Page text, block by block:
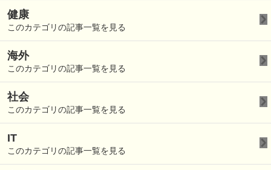
健康
このカテゴリの記事一覧を見る
海外
このカテゴリの記事一覧を見る
社会
このカテゴリの記事一覧を見る
IT
このカテゴリの記事一覧を見る